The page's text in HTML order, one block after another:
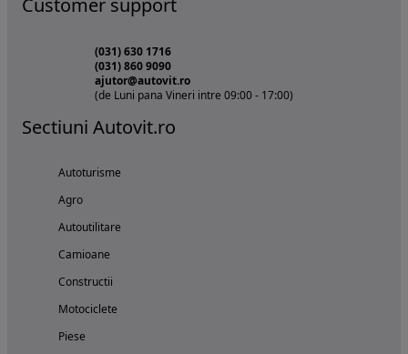
(031) 630 1716
(031) 860 9090
ajutor@autovit.ro
(de Luni pana Vineri intre 09:00 - 17:00)
Sectiuni Autovit.ro
Autoturisme
Agro
Autoutilitare
Camioane
Constructii
Motociclete
Piese